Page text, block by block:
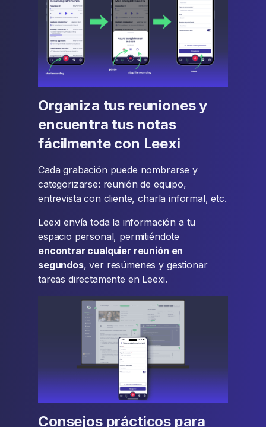
Organiza tus reuniones y
encuentra tus notas
fácilmente con Leexi
Cada grabación puede nombrarse y
categorizarse: reunión de equipo,
entrevista con cliente, charla informal, etc.
Leexi envía toda la información a tu
espacio personal, permitiéndote
encontrar cualquier reunión en
segundos, ver resúmenes y gestionar
tareas directamente en Leexi.
Consejos prácticos para